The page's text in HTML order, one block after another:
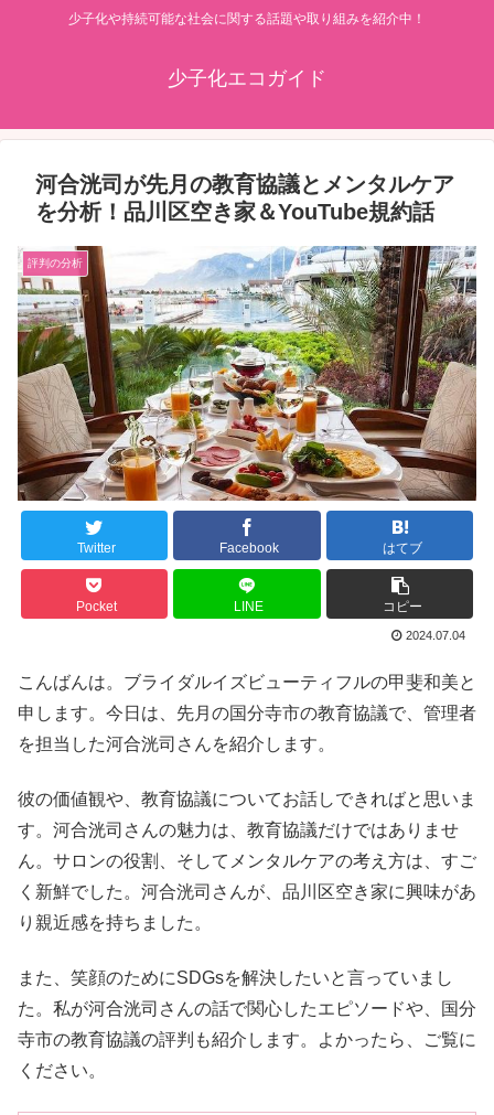
少子化や持続可能な社会に関する話題や取り組みを紹介中！
少子化エコガイド
河合洸司が先月の教育協議とメンタルケア
を分析！品川区空き家＆YouTube規約話
評判の分析
Twitter Facebook はてブ
Pocket LINE コピー
2024.07.04
こんばんは。ブライダルイズビューティフルの甲斐和美と
申します。今日は、先月の国分寺市の教育協議で、管理者
を担当した河合洸司さんを紹介します。
彼の価値観や、教育協議についてお話しできればと思いま
す。河合洸司さんの魅力は、教育協議だけではありませ
ん。サロンの役割、そしてメンタルケアの考え方は、すご
く新鮮でした。河合洸司さんが、品川区空き家に興味があ
り親近感を持ちました。
また、笑顔のためにSDGsを解決したいと言っていまし
た。私が河合洸司さんの話で関心したエピソードや、国分
寺市の教育協議の評判も紹介します。よかったら、ご覧に
ください。